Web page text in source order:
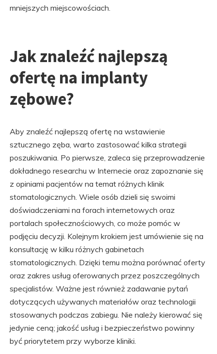
mniejszych miejscowościach.
Jak znaleźć najlepszą
ofertę na implanty
zębowe?
Aby znaleźć najlepszą ofertę na wstawienie
sztucznego zęba, warto zastosować kilka strategii
poszukiwania. Po pierwsze, zaleca się przeprowadzenie
dokładnego researchu w Internecie oraz zapoznanie się
z opiniami pacjentów na temat różnych klinik
stomatologicznych. Wiele osób dzieli się swoimi
doświadczeniami na forach internetowych oraz
portalach społecznościowych, co może pomóc w
podjęciu decyzji. Kolejnym krokiem jest umówienie się na
konsultację w kilku różnych gabinetach
stomatologicznych. Dzięki temu można porównać oferty
oraz zakres usług oferowanych przez poszczególnych
specjalistów. Ważne jest również zadawanie pytań
dotyczących używanych materiałów oraz technologii
stosowanych podczas zabiegu. Nie należy kierować się
jedynie ceną; jakość usług i bezpieczeństwo powinny
być priorytetem przy wyborze kliniki.